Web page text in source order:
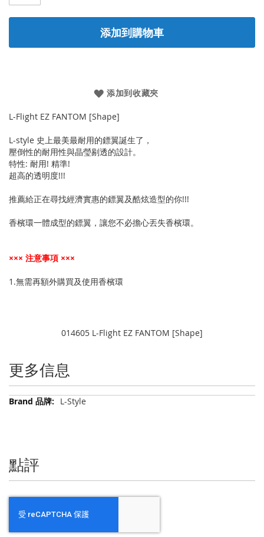
添加到購物車
添加到收藏夾
L-Flight EZ FANTOM [Shape]
L-style 史上最美最耐用的鏢翼誕生了，
壓倒性的耐用性與晶瑩剔透的設計。
特性: 耐用! 精準!
超高的透明度!!!
推薦給正在尋找經濟實惠的鏢翼及酷炫造型的你!!!
香檳環一體成型的鏢翼，讓您不必擔心丟失香檳環。
××× 注意事項 ×××
1.無需再額外購買及使用香檳環
014605 L-Flight EZ FANTOM [Shape]
更多信息
更
L-Style
點評